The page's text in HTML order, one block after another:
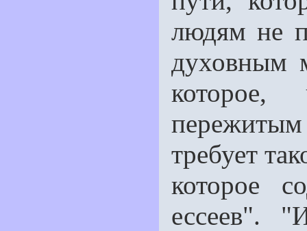
людям не
духовным
требует
которое
ессеев".